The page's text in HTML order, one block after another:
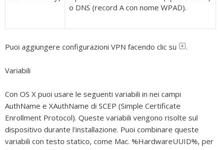
o DNS (record A con nome WPAD).
Puoi aggiungere configurazioni VPN facendo clic su .
Variabili
Con OS X puoi usare le seguenti variabili in nei campi
AuthName e XAuthName di SCEP (Simple Certificate
Enrollment Protocol). Queste variabili vengono risolte sul
dispositivo durante l'installazione. Puoi combinare queste
variabili con testo statico, come Mac. %HardwareUUID%, per